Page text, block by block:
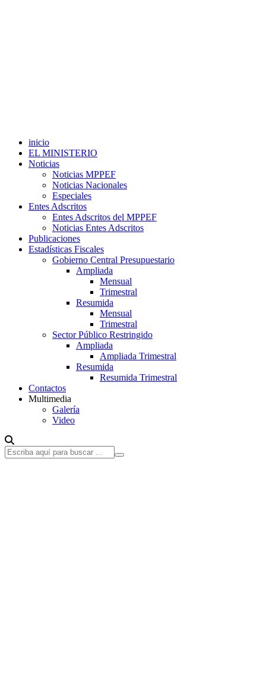
inicio
EL MINISTERIO
Noticias
Noticias MPPEF
Noticias Nacionales
Especiales
Entes Adscritos
Entes Adscritos del MPPEF
Noticias Entes Adscritos
Publicaciones
Estadísticas Fiscales
Gobierno Central Presupuestario
Ampliada
Mensual
Trimestral
Resumida
Mensual
Trimestral
Sector Público Restringido
Ampliada
Ampliada Trimestral
Resumida
Resumida Trimestral
Contactos
Multimedia
Galería
Video